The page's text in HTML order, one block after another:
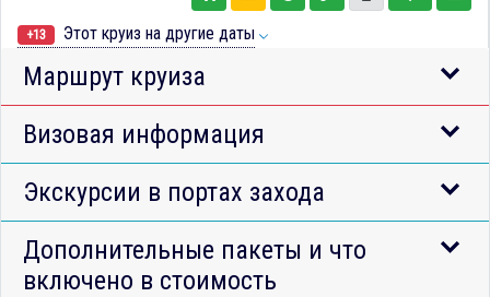
+13 Этот круиз на другие даты
Маршрут круиза
Визовая информация
Экскурсии в портах захода
Дополнительные пакеты и что
включено в стоимость